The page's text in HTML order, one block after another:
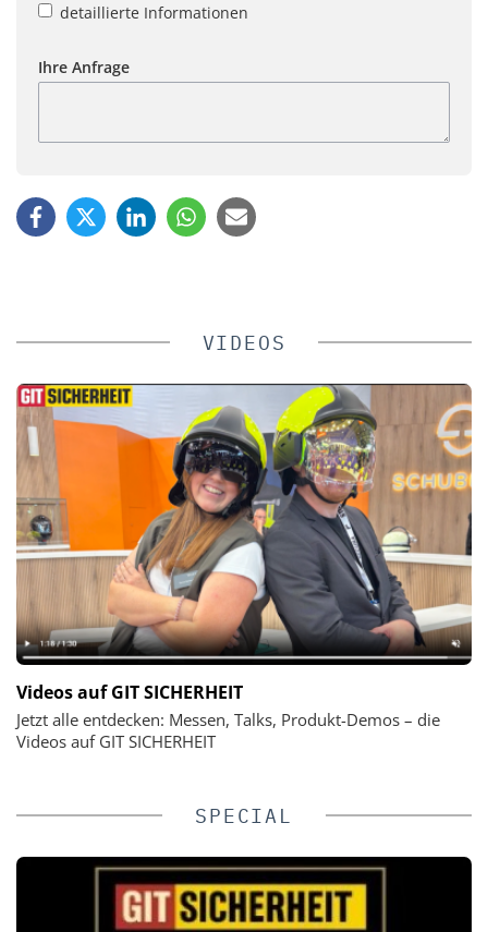
detaillierte Informationen
Ihre Anfrage
VIDEOS
Videos auf GIT SICHERHEIT
Jetzt alle entdecken: Messen, Talks, Produkt-Demos – die
Videos auf GIT SICHERHEIT
SPECIAL